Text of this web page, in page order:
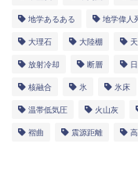
地学あるある 地学偉人
大理石 大陸棚
放射冷却 断層
核融合 氷 氷床
温帯低気圧 火山灰
褶曲 震源距離